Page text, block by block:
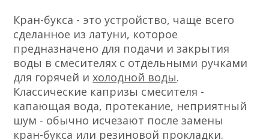
Кран-букса - это устройство, чаще всего
сделанное из латуни, которое
предназначено для подачи и закрытия
воды в смесителях с отдельными ручками
для горячей ихолодной воды.
Классические капризы смесителя -
капающая вода, протекание, неприятный
шум - обычно исчезают после замены
кран-букса или резиновой прокладки.